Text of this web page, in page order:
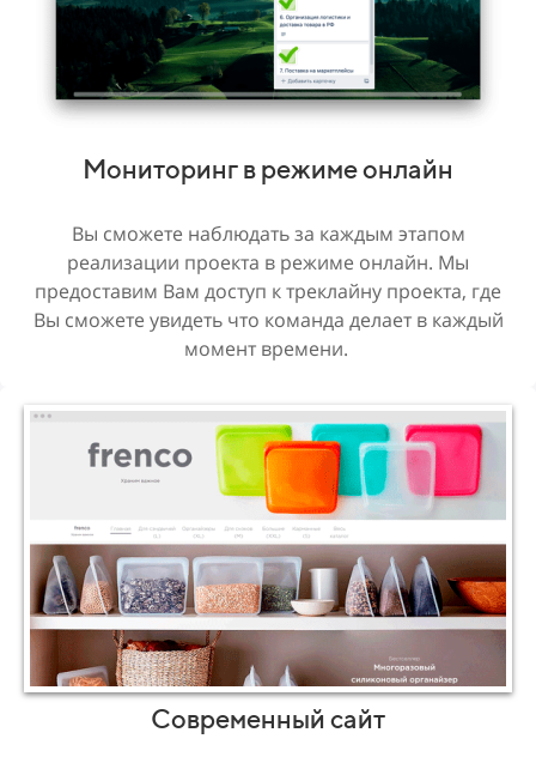
Мониторинг в режиме онлайн
Вы сможете наблюдать за каждым этапом
реализации проекта в режиме онлайн. Мы
предоставим Вам доступ к треклайну проекта, где
Вы сможете увидеть что команда делает в каждый
момент времени.
Современный сайт